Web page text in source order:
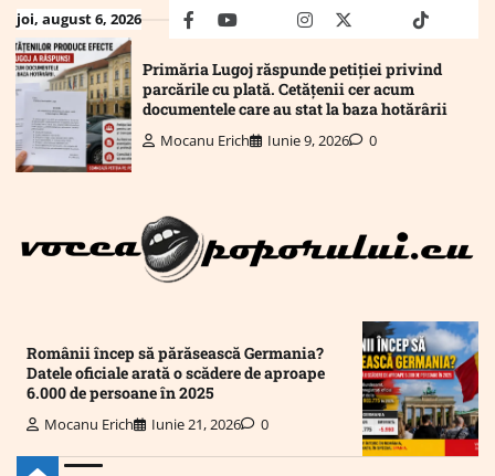
Skip
to
content
joi, august 6, 2026 facebookyoutubeMailinstagram
twitter truthtiktok
Primăria Lugoj răspunde petiției privind
parcările cu plată. Cetățenii cer acum
documentele care au stat la baza hotărârii
Mocanu Erich Iunie 9, 2026 0
Românii încep să părăsească Germania?
Datele oficiale arată o scădere de aproape
6.000 de persoane în 2025
Mocanu Erich Iunie 21, 2026 0